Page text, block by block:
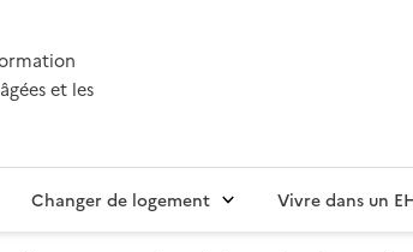
et les
Changer de logement Vivre dans un